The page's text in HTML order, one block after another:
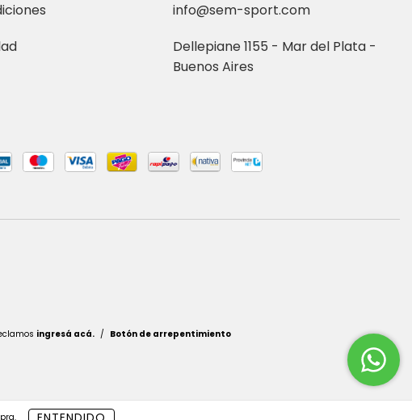
info@sem-sport.com
Dellepiane 1155 - Mar del Plata -
Buenos Aires
ingresá acá. / Botón de arrepentimiento